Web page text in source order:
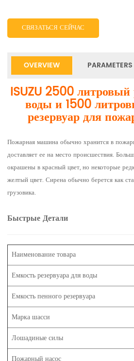
СВЯЗАТЬСЯ СЕЙЧАС
OVERVIEW PARAMETERS
ISUZU 2500 литровый
воды и 1500
резервуар для
Пожарная машина обычно хранится в
доставляет ее на место происшествия.
окрашены в красный цвет, но некоторые
желтый цвет. Сирена обычно берется как
грузовика.
Быстрые Детали
Наименование товара
Емкость резервуара для воды
Емкость пенного резервуара
Марка шасси
Лошадиные силы